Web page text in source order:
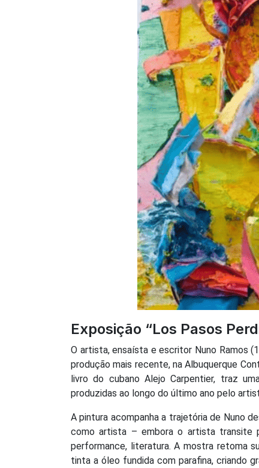
Exposição “Los Pasos
O artista, ensaísta e escritor Nuno Ramos
produção mais recente, na Albuquerque
livro do cubano Alejo Carpentier, traz
produzidas ao longo do último ano pelo
A pintura acompanha a trajetória de Nuno
como artista – embora o artista transite
performance, literatura. A mostra retoma
tinta a óleo fundida com parafina, criando